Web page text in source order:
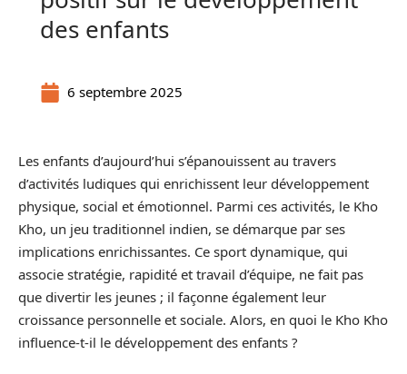
des enfants
6 septembre 2025
Les enfants d’aujourd’hui s’épanouissent au travers
d’activités ludiques qui enrichissent leur développement
physique, social et émotionnel. Parmi ces activités, le Kho
Kho, un jeu traditionnel indien, se démarque par ses
implications enrichissantes. Ce sport dynamique, qui
associe stratégie, rapidité et travail d’équipe, ne fait pas
que divertir les jeunes ; il façonne également leur
croissance personnelle et sociale. Alors, en quoi le Kho Kho
influence-t-il le développement des enfants ?